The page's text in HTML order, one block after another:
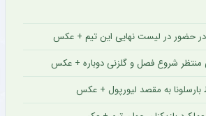
در حضور در لیست نهایی این تیم + عکس
منتظر شروع فصل و گلزنی دوباره + عکس
به مقصد لیورپول + عکس